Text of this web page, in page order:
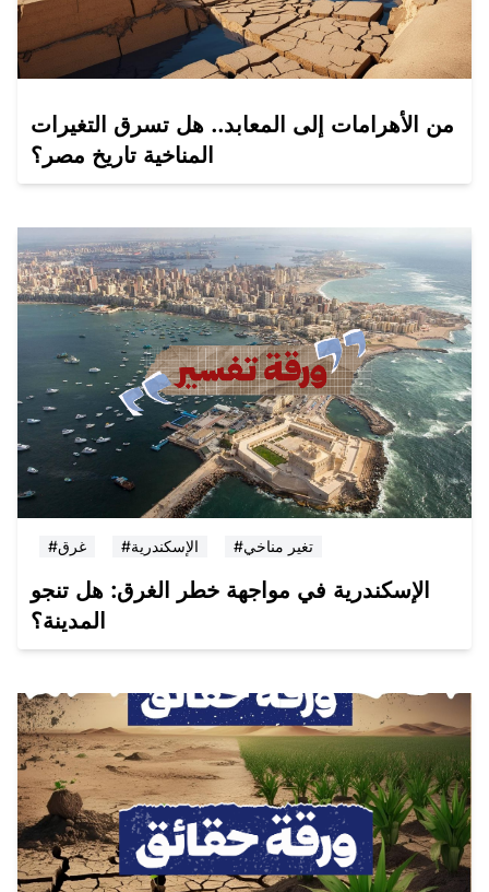
من الأهرامات إلى المعابد.. هل تسرق التغيرات
المناخية تاريخ مصر؟
#غرق #الإسكندرية #تغير مناخي
الإسكندرية في مواجهة خطر الغرق: هل تنجو
المدينة؟